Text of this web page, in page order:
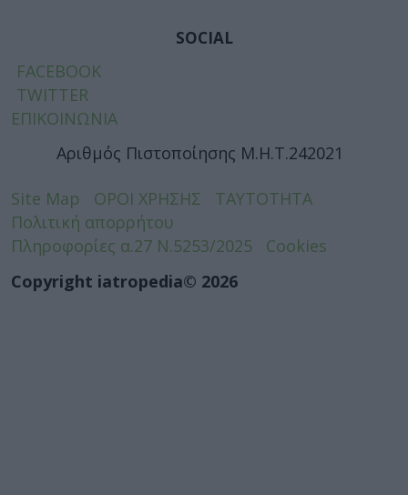
SOCIAL
FACEBOOK
TWITTER
ΕΠΙΚΟΙΝΩΝΙΑ
Αριθμός Πιστοποίησης Μ.Η.Τ.242021
Site Map ΟΡΟΙ ΧΡΗΣΗΣ
ΤΑΥΤΟΤΗΤΑ
Πολιτική απορρήτου
Πληροφορίες α.27 Ν.5253/2025
Cookies
Copyright iatropedia© 2026